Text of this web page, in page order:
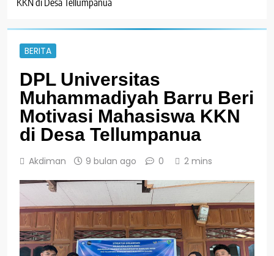
KKN di Desa Tellumpanua
BERITA
DPL Universitas
Muhammadiyah Barru Beri
Motivasi Mahasiswa KKN
di Desa Tellumpanua
Akdiman 9 bulan ago 0 2 mins